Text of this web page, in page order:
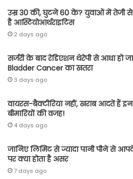
उम्र 30 की, घुटने 60 के? युवाओं में तेजी से
है आस्टियोआर्थराइटिस
2 days ago
सर्जरी के बाद रेडिएशन थेरेपी से आधा हो
Bladder Cancer का खतरा
3 days ago
वायरस-बैक्टीरिया नहीं, खराब आदतें हैं
बीमारियों की वजह!
4 days ago
जानिए लिमिट से ज्यादा पानी पीने से
पर क्या होता है असर
7 days ago